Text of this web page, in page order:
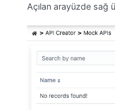
Açılan arayüzde sağ